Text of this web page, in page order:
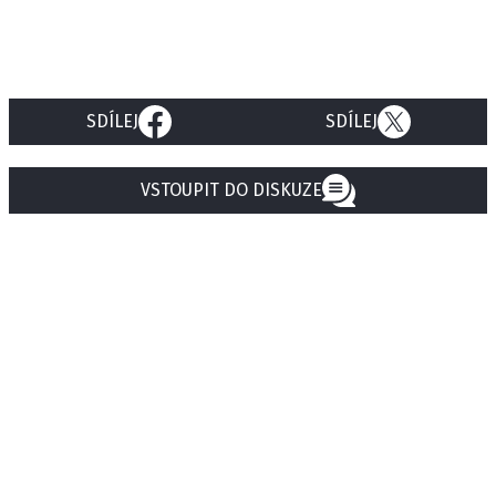
SDÍLEJ SDÍLEJ
VSTOUPIT DO DISKUZE